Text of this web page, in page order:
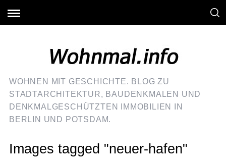
WOHNEN MIT GESCHICHTE. BLOG ZU
STADTARCHITEKTUR, BAUDENKMALEN UND
DENKMALGESCHÜTZTEN IMMOBILIEN IN
BERLIN UND POTSDAM.
Images tagged "neuer-hafen"